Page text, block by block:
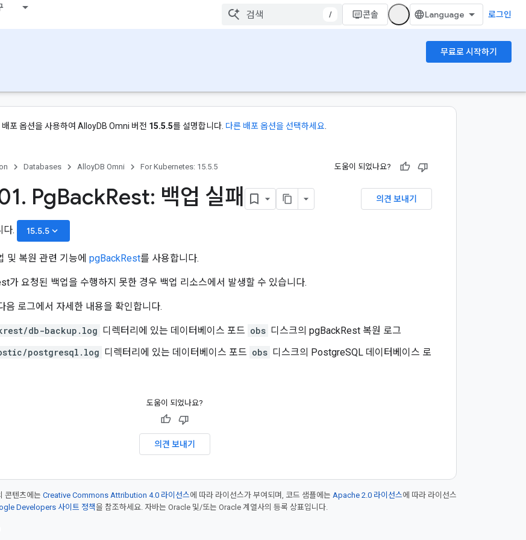
/ 콘솔 로그인
무료로 시작하기
배포 옵션을 사용하여 AlloyDB Omni 버전 15.5.5를 설명합니다. 다른 배포 옵션을 선택하세요
Databases AlloyDB Omni For Kubernetes: 15.5.5 도움이 되었나요?
의견 보내기
. PgBackRest: 백업 실패
다. 15.5.5 keyboard_arrow_down
및 복원 관련 기능에 pgBackRest를 사용합니다.
가 요청된 백업을 수행하지 못한 경우 백업 리소스에서 발생할 수 있습니다.
음 로그에서 자세한 내용을 확인합니다.
db-backup.log 디렉터리에 있는 데이터베이스 포드 obs 디스크의 pgBackRest 복원 로그
postgresql.log 디렉터리에 있는 데이터베이스 포드 obs 디스크의 PostgreSQL 데이터베이스 로
도움이 되었나요?
의견 보내기
콘텐츠에는 Creative Commons Attribution 4.0 라이선스에 따라 라이선스가 부여되며, 코드 샘플에는 Apache 2.0 라이선스에 따라 라이선스
Developers 사이트 정책을 참조하세요. 자바는 Oracle 및/또는 Oracle 계열사의 등록 상표입니다.